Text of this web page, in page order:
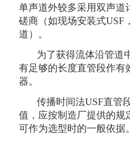
单声道外较多采用双声道
磋商（如现场安装式USF
道）。
为了获得流体沿管道
有足够的长度直管段作有
器。
传播时间法USF直管
值，应按制造厂提供的规
可作为选型时的一般依据